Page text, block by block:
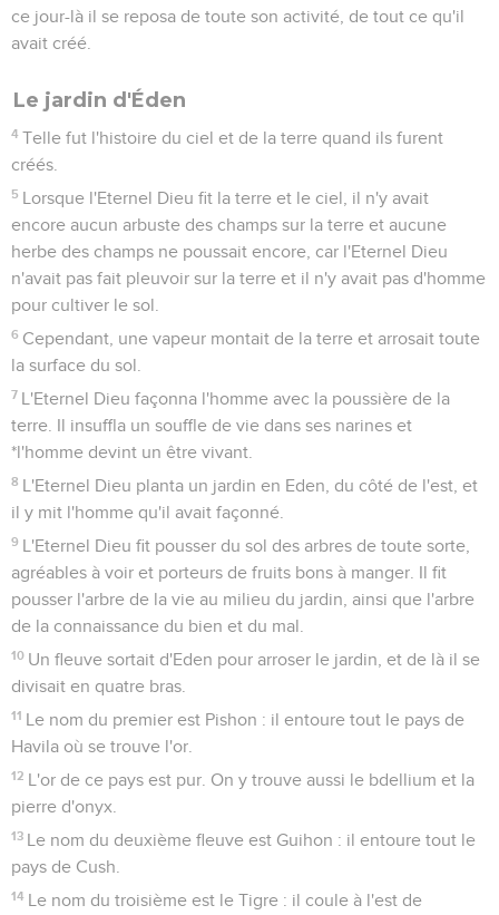
ce jour-là il se reposa de toute son activité, de tout ce qu'il
avait créé.
Le jardin d'Éden
4 Telle fut l'histoire du ciel et de la terre quand ils furent
créés.
5 Lorsque l'Eternel Dieu fit la terre et le ciel, il n'y avait
encore aucun arbuste des champs sur la terre et aucune
herbe des champs ne poussait encore, car l'Eternel Dieu
n'avait pas fait pleuvoir sur la terre et il n'y avait pas d'homme
pour cultiver le sol.
6 Cependant, une vapeur montait de la terre et arrosait toute
la surface du sol.
7 L'Eternel Dieu façonna l'homme avec la poussière de la
terre. Il insuffla un souffle de vie dans ses narines et
*l'homme devint un être vivant.
8 L'Eternel Dieu planta un jardin en Eden, du côté de l'est, et
il y mit l'homme qu'il avait façonné.
9 L'Eternel Dieu fit pousser du sol des arbres de toute sorte,
agréables à voir et porteurs de fruits bons à manger. Il fit
pousser l'arbre de la vie au milieu du jardin, ainsi que l'arbre
de la connaissance du bien et du mal.
10 Un fleuve sortait d'Eden pour arroser le jardin, et de là il se
divisait en quatre bras.
11 Le nom du premier est Pishon : il entoure tout le pays de
Havila où se trouve l'or.
12 L'or de ce pays est pur. On y trouve aussi le bdellium et la
pierre d'onyx.
13 Le nom du deuxième fleuve est Guihon : il entoure tout le
pays de Cush.
14 Le nom du troisième est le Tigre : il coule à l'est de